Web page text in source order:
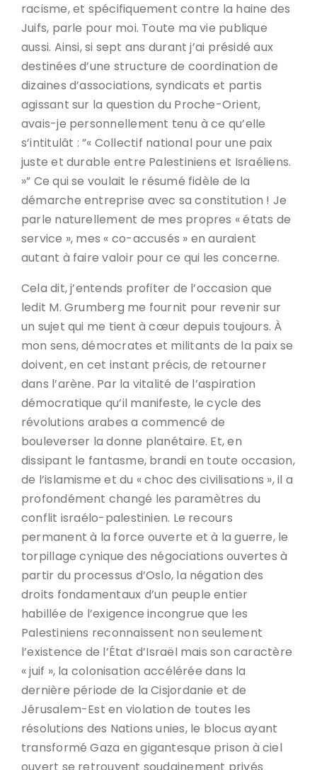
racisme, et spécifiquement contre la haine des
Juifs, parle pour moi. Toute ma vie publique
aussi. Ainsi, si sept ans durant j’ai présidé aux
destinées d’une structure de coordination de
dizaines d’associations, syndicats et partis
agissant sur la question du Proche-Orient,
avais-je personnellement tenu à ce qu’elle
s’intitulât : ”« Collectif national pour une paix
juste et durable entre Palestiniens et Israéliens.
»” Ce qui se voulait le résumé fidèle de la
démarche entreprise avec sa constitution ! Je
parle naturellement de mes propres « états de
service », mes « co-accusés » en auraient
autant à faire valoir pour ce qui les concerne.
Cela dit, j’entends profiter de l’occasion que
ledit M. Grumberg me fournit pour revenir sur
un sujet qui me tient à cœur depuis toujours. À
mon sens, démocrates et militants de la paix se
doivent, en cet instant précis, de retourner
dans l’arène. Par la vitalité de l’aspiration
démocratique qu’il manifeste, le cycle des
révolutions arabes a commencé de
bouleverser la donne planétaire. Et, en
dissipant le fantasme, brandi en toute occasion,
de l’islamisme et du « choc des civilisations », il a
profondément changé les paramètres du
conflit israélo-palestinien. Le recours
permanent à la force ouverte et à la guerre, le
torpillage cynique des négociations ouvertes à
partir du processus d’Oslo, la négation des
droits fondamentaux d’un peuple entier
habillée de l’exigence incongrue que les
Palestiniens reconnaissent non seulement
l’existence de l’État d’Israël mais son caractère
« juif », la colonisation accélérée dans la
dernière période de la Cisjordanie et de
Jérusalem-Est en violation de toutes les
résolutions des Nations unies, le blocus ayant
transformé Gaza en gigantesque prison à ciel